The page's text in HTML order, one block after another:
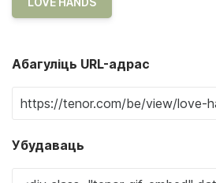
Абагуліць URL-адрас
Убудаваць